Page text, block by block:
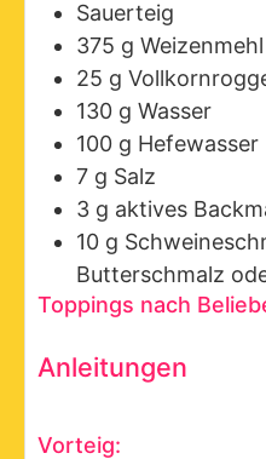
Sauerteig
375 g
25 g
130 g Wasser
100 g Hefewasser
7 g Salz
3 g aktives
10 g
Butterschmalz
Toppings nach
Anleitungen
Vorteig: